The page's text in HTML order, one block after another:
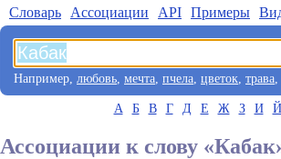
Словарь Aссоциации API Примеры
Например, любовь, мечта, пчела, цветок, трава,
А Б В Г Д Е Ж З И Й
Ассоциации к слову